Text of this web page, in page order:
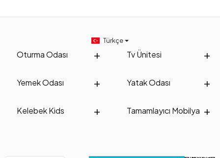
Oturma Odası Tv Ünitesi
Yemek Odası Yatak Odası
Kelebek Kids Tamamlayıcı Mobilya
Türkçe